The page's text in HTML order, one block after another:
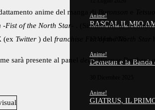
Anime!
RASCAL IL MIO
Anime!
Demetan e la
Anime!
GIATRUS, IL
anime del manga di Buronson
Fist of the North Star- . (Similmente al
(ex Twitter ) del franchise
sarà presente al panel della Warner Brothers